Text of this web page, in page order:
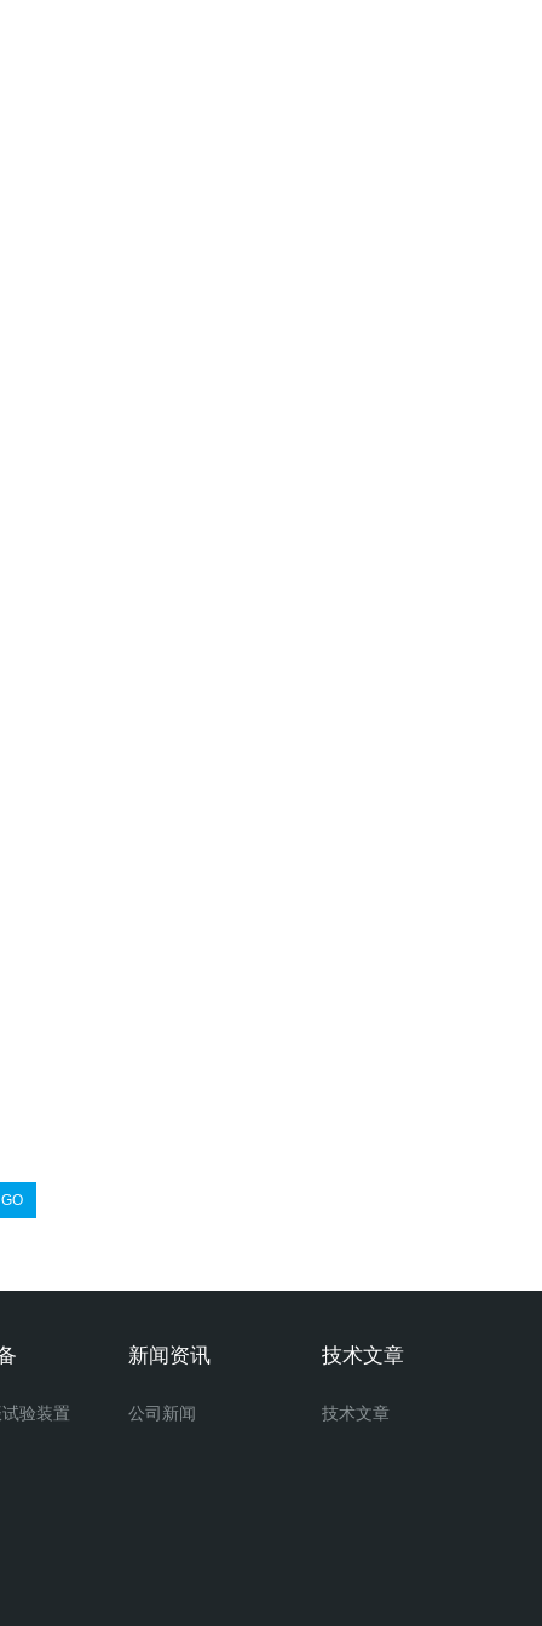
验装置
新闻资讯
公司新闻
技术文章
技术文章